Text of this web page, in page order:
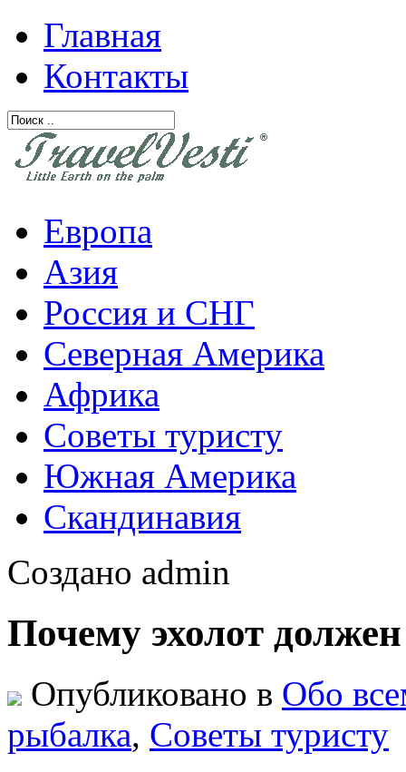
Главная
Контакты
Европа
Азия
Россия и СНГ
Северная Америка
Африка
Советы туристу
Южная Америка
Скандинавия
Создано admin
Почему эхолот
Опубликовано в Обо
рыбалка, Советы туристу